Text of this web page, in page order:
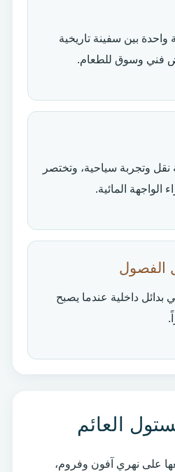
واحدة بين سفينة تاريخية
فني وسوق للطعام.
نقل وتجربة سياحية، وتختصر
الواجهة المائية.
الفصول
بدائل داخلية عندما يصبح
العائم
على نهري آفون وفروم،